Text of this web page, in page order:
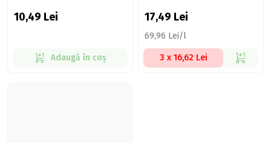
10,49 Lei
Adaugă în coș
17,49 Lei
69,96 Lei/l
3 x 16,62 Lei